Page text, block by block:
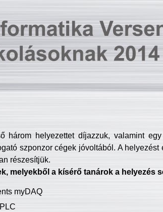
három helyezettet díjazzuk, valamint
szponzor cégek jóvoltából. A
részesítjük.
melyekből a kísérő tanárok a helyezés
myDAQ